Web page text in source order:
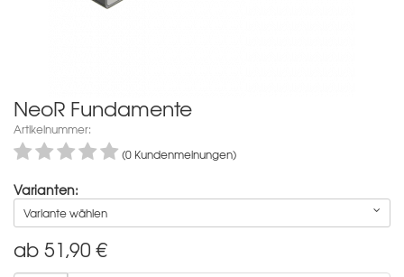
NeoR Fundamente
Artikelnummer:
(0 Kundenmeinungen)
Varianten:
Variante wählen
ab51,90 €